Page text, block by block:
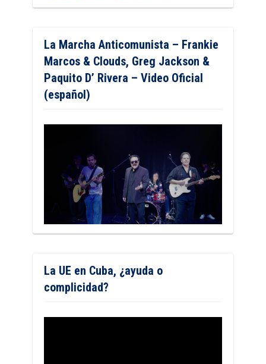
La Marcha Anticomunista – Frankie
Marcos & Clouds, Greg Jackson &
Paquito D’ Rivera – Video Oficial
(español)
La UE en Cuba, ¿ayuda o
complicidad?